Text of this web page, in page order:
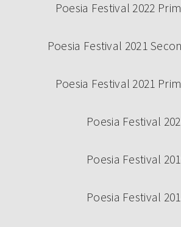
Poesia Festival 2022
Poesia Festival 2021
Poesia Festival 2021
Poesia Festival
Poesia Festival
Poesia Festival